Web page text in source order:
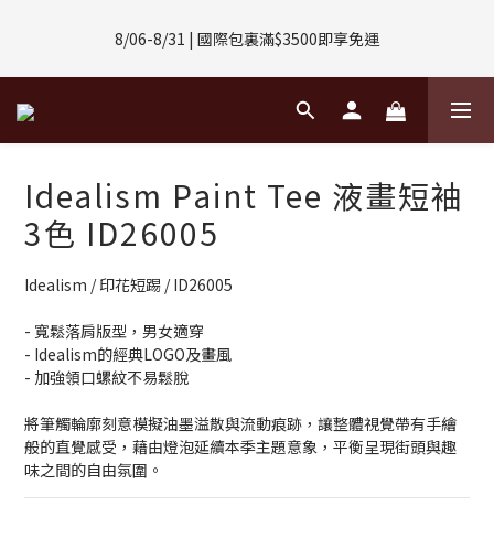
(數量有限售完不補)
8/06-8/31 | 國際包裏滿$3500即享免運
8/08-8/10 | 全館任選3件 贈 $188購物金
8/01-8/31 | 任選2件CUBOX正價商品 贈【威靈頓 / 波士頓墨鏡】
(數量有限售完不補)
Idealism Paint Tee 液畫短袖
3色 ID26005
Idealism / 印花短踢 / ID26005
- 寬鬆落肩版型，男女適穿
- Idealism的經典LOGO及畫風
- 加強領口螺紋不易鬆脫
將筆觸輪廓刻意模擬油墨溢散與流動痕跡，讓整體視覺帶有手繪
般的直覺感受，藉由燈泡延續本季主題意象，平衡呈現街頭與趣
味之間的自由氛圍。